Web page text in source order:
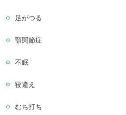
足がつる
顎関節症
不眠
寝違え
むち打ち